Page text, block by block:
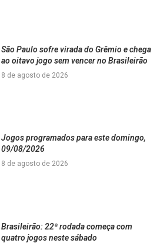
São Paulo sofre virada do Grêmio e chega
ao oitavo jogo sem vencer no Brasileirão
8 de agosto de 2026
Jogos programados para este domingo,
09/08/2026
8 de agosto de 2026
Brasileirão: 22ª rodada começa com
quatro jogos neste sábado